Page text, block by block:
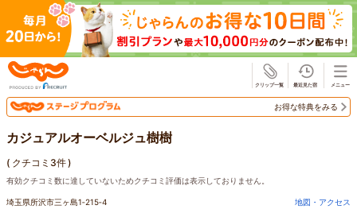
お得な特典をみる
カジュアルオーベルジュ樹樹
( クチコミ3件)
有効クチコミ数に達していないためクチコミ評価は表示しておりません。
埼玉県所沢市三ヶ島1‐215‐4 地図・アクセス